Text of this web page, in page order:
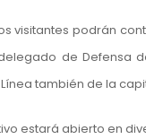
visitantes podrán
de Defensa
también de la
estará abierto en